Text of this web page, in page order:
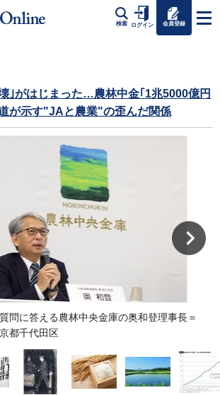
検索 ログイン 会員登録
｣がはじまった…農林中金｢1兆5000億円
が示す"JAと農業"の歪んだ関係
問に答える農林中央金庫の奥和登理事長＝
都千代田区